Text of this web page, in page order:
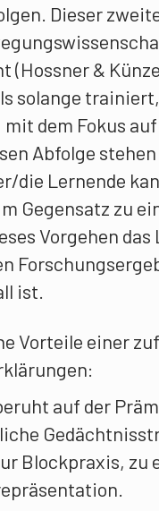
Dieser
(Hossner &
solange
dem Fokus
Abfolge
die Lernende
Gegensatz zu
Vorgehen
ist.
Vorteile einer
auf der
Blockpraxis,